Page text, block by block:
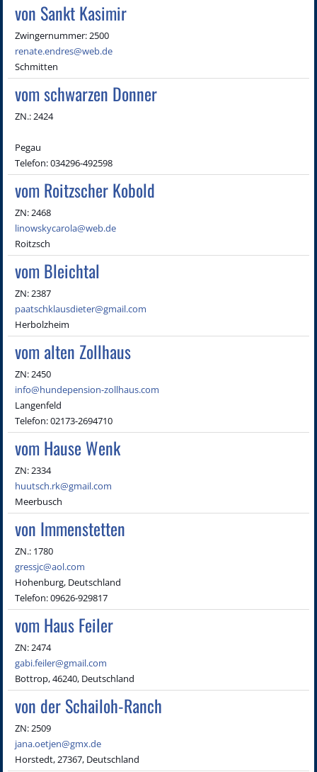
von Sankt Kasimir
Zwingernummer: 2500
renate.endres@web.de
Schmitten
vom schwarzen Donner
ZN.: 2424
Pegau
Telefon: 034296-492598
vom Roitzscher Kobold
ZN: 2468
linowskycarola@web.de
Roitzsch
vom Bleichtal
ZN: 2387
paatschklausdieter@gmail.com
Herbolzheim
vom alten Zollhaus
ZN: 2450
info@hundepension-zollhaus.com
Langenfeld
Telefon: 02173-2694710
vom Hause Wenk
ZN: 2334
huutsch.rk@gmail.com
Meerbusch
von Immenstetten
ZN.: 1780
gressjc@aol.com
Hohenburg, Deutschland
Telefon: 09626-929817
vom Haus Feiler
ZN: 2474
gabi.feiler@gmail.com
Bottrop, 46240, Deutschland
von der Schailoh-Ranch
ZN: 2509
jana.oetjen@gmx.de
Horstedt, 27367, Deutschland